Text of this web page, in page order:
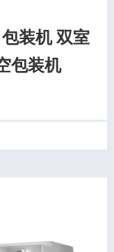
装机 双室
包装机